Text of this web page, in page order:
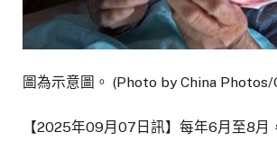
圖為示意圖。 (Photo by China
【2025年09月07日訊】每年6月至8月